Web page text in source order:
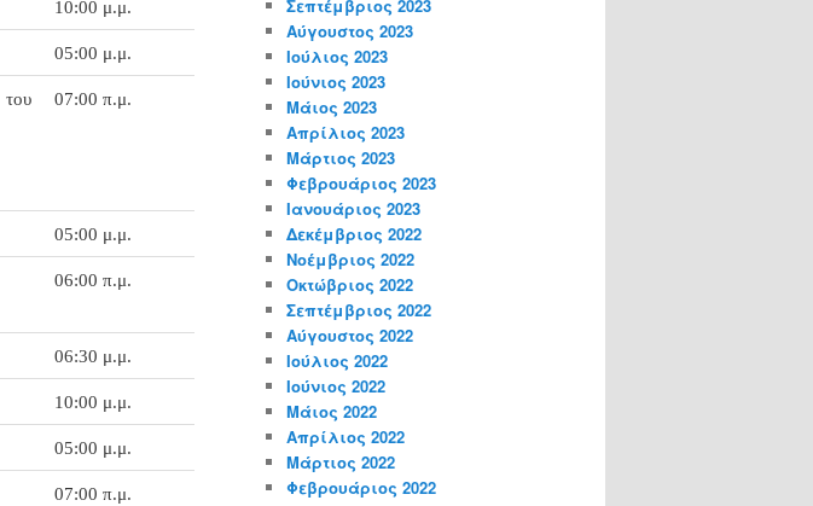
10:00 μ.μ.
05:00 μ.μ.
του
07:00 π.μ.
05:00 μ.μ.
06:00 π.μ.
06:30 μ.μ.
10:00 μ.μ.
05:00 μ.μ.
07:00 π.μ.
Σεπτέμβριος 2023
Αύγουστος 2023
Ιούλιος 2023
Ιούνιος 2023
Μάιος 2023
Απρίλιος 2023
Μάρτιος 2023
Φεβρουάριος 2023
Ιανουάριος 2023
Δεκέμβριος 2022
Νοέμβριος 2022
Οκτώβριος 2022
Σεπτέμβριος 2022
Αύγουστος 2022
Ιούλιος 2022
Ιούνιος 2022
Μάιος 2022
Απρίλιος 2022
Μάρτιος 2022
Φεβρουάριος 2022